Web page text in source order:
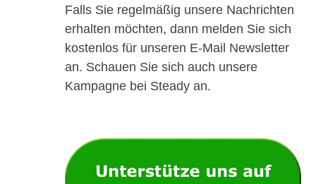
Falls Sie regelmäßig unsere Nachrichten
erhalten möchten, dann melden Sie sich
kostenlos für unseren E-Mail Newsletter
an. Schauen Sie sich auch unsere
Kampagne bei Steady an.